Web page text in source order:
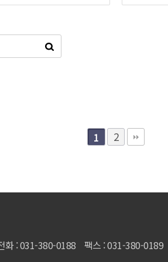
1 2
화 : 031-380-0188 팩스 : 031-380-